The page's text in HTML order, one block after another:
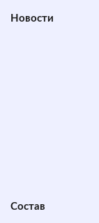
Новости
Состав